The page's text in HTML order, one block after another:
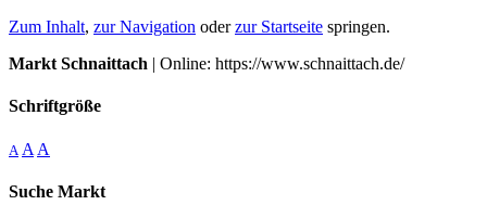
Zum Inhalt, zur Navigation oderzur Startseite springen.
Markt Schnaittach | Online: https://www.schnaittach.de/
Schriftgröße
A A A
Suche Markt